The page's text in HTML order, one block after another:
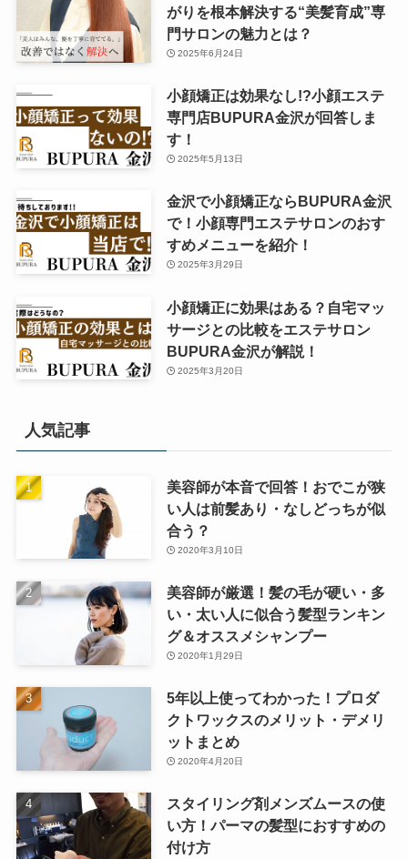
がりを根本解決する“美髪育成”専
門サロンの魅力とは？
2025年6月24日
小顔矯正は効果なし!?小顔エステ
専門店BUPURA金沢が回答しま
す！
2025年5月13日
金沢で小顔矯正ならBUPURA金沢
で！小顔専門エステサロンのおす
すめメニューを紹介！
2025年3月29日
小顔矯正に効果はある？自宅マッ
サージとの比較をエステサロン
BUPURA金沢が解説！
2025年3月20日
人気記事
美容師が本音で回答！おでこが狭
い人は前髪あり・なしどっちが似
合う？
2020年3月10日
美容師が厳選！髪の毛が硬い・多
い・太い人に似合う髪型ランキン
グ＆オススメシャンプー
2020年1月29日
5年以上使ってわかった！プロダ
クトワックスのメリット・デメリ
ットまとめ
2020年4月20日
スタイリング剤メンズムースの使
い方！パーマの髪型におすすめの
付け方